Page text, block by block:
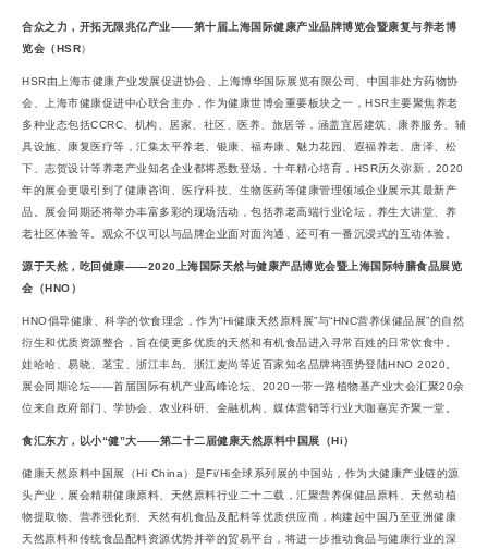
合众之力，开拓无限兆亿产业——第十届上海国际健康产业品牌博览会暨康复与养老博
览会（HSR）
HSR由上海市健康产业发展促进协会、上海博华国际展览有限公司、中国非处方药物协
会、上海市健康促进中心联合主办，作为健康世博会重要板块之一，HSR主要聚焦养老
多种业态包括CCRC、机构、居家、社区、医养、旅居等，涵盖宜居建筑、康养服务、辅
具设施、康复医疗等，汇集太平养老、银康、福寿康、魅力花园、遐福养老、唐泽、松
下、志贺设计等养老产业知名企业都将悉数登场。十年精心培育，HSR历久弥新，2020
年的展会更吸引到了健康咨询、医疗科技、生物医药等健康管理领域企业展示其最新产
品。展会同期还将举办丰富多彩的现场活动，包括养老高端行业论坛，养生大讲堂、养
老社区体验等。观众不仅可以与品牌企业面对面沟通、还可有一番沉浸式的互动体验。
源于天然，吃回健康——2020上海国际天然与健康产品博览会暨上海国际特膳食品展览
会（HNO）
HNO倡导健康、科学的饮食理念，作为“Hi健康天然原料展”与“HNC营养保健品展”的自然
衍生和优质资源整合，旨在使更多优质的天然和有机食品进入寻常百姓的日常饮食中。
娃哈哈、易晓、茗宝、浙江丰岛、浙江麦尚等近百家知名品牌将强势登陆HNO 2020。
展会同期论坛——首届国际有机产业高峰论坛、2020一带一路植物基产业大会汇聚20余
位来自政府部门、学协会、农业科研、金融机构、媒体营销等行业大咖嘉宾齐聚一堂。
食汇东方，以小“健”大——第二十二届健康天然原料中国展（Hi）
健康天然原料中国展（Hi China）是Fi/Hi全球系列展的中国站，作为大健康产业链的源
头产业，展会精耕健康原料、天然原料行业二十二载，汇聚营养保健品原料、天然动植
物提取物、营养强化剂、天然有机食品及配料等优质供应商，构建起中国乃至亚洲健康
天然原料和传统食品配料资源优势并举的贸易平台，将进一步推动食品与健康行业的深